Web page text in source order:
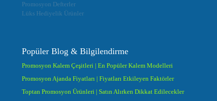
Promosyon Defterler
Lüks Hediyelik Ürünler
Popüler Blog & Bilgilendirme
Promosyon Kalem Çeşitleri | En Popüler Kalem Modelleri
Promosyon Ajanda Fiyatları | Fiyatları Etkileyen Faktörler
Toptan Promosyon Ürünleri | Satın Alırken Dikkat Edilecekler